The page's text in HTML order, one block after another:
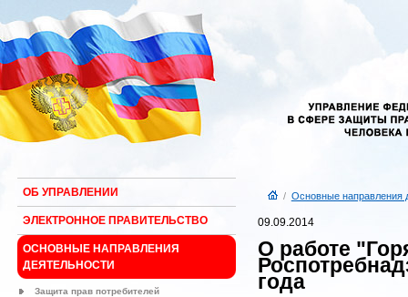
ОБ УПРАВЛЕНИИ
ЭЛЕКТРОННОЕ ПРАВИТЕЛЬСТВО
ОСНОВНЫЕ НАПРАВЛЕНИЯ
ДЕЯТЕЛЬНОСТИ
Защита прав потребителей
/ Основные направления
09.09.2014
О работе
года